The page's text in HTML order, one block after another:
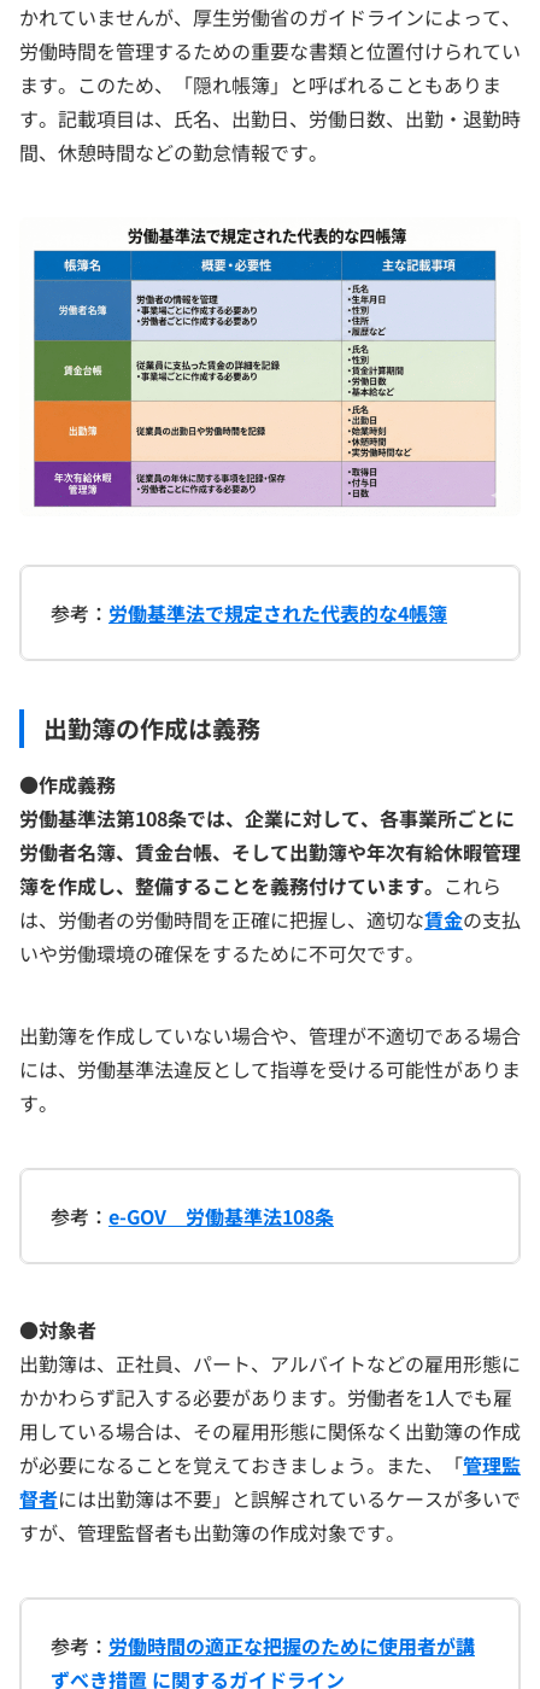
かれていませんが、厚生労働省のガイドラインによって、
労働時間を管理するための重要な書類と位置付けられてい
ます。このため、「隠れ帳簿」と呼ばれることもありま
す。記載項目は、氏名、出勤日、労働日数、出勤・退勤時
間、休憩時間などの勤怠情報です。
参考： 労働基準法で規定された代表的な4帳簿
出勤簿の作成は義務
●作成義務
労働基準法第108条では、企業に対して、各事業所ごとに
労働者名簿、賃金台帳、そして出勤簿や年次有給休暇管理
簿を作成し、整備することを義務付けています。 これら
は、労働者の労働時間を正確に把握し、適切な賃金の支払
いや労働環境の確保をするために不可欠です。
出勤簿を作成していない場合や、管理が不適切である場合
には、労働基準法違反として指導を受ける可能性がありま
す。
参考： e-GOV 労働基準法108条
●対象者
出勤簿は、正社員、パート、アルバイトなどの雇用形態に
かかわらず記入する必要があります。労働者を1人でも雇
用している場合は、その雇用形態に関係なく出勤簿の作成
が必要になることを覚えておきましょう。また、「管理監
督者には出勤簿は不要」と誤解されているケースが多いで
すが、管理監督者も出勤簿の作成対象です。
参考： 労働時間の適正な把握のために使用者が講
ずべき措置 に関するガイドライン